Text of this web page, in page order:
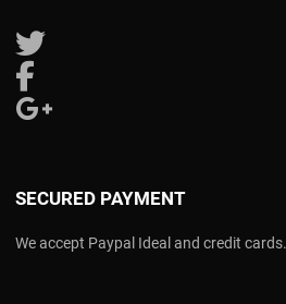
Follow us on Twitter
SECURED PAYMENT
We accept Paypal Ideal and credit cards.